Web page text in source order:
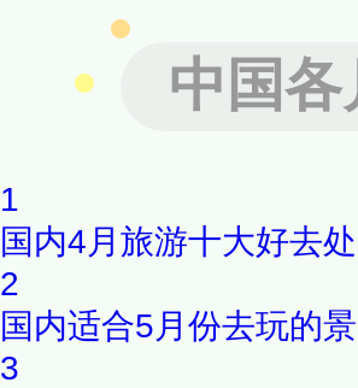
中国
1
国内4月旅游十大好去处
2
国内适合5月份去玩的
3